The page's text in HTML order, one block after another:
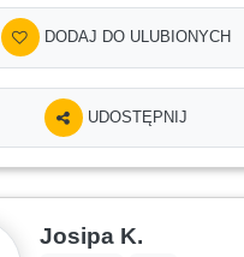
DODAJ DO ULUBIONYCH
UDOSTĘPNIJ
Josipa K.